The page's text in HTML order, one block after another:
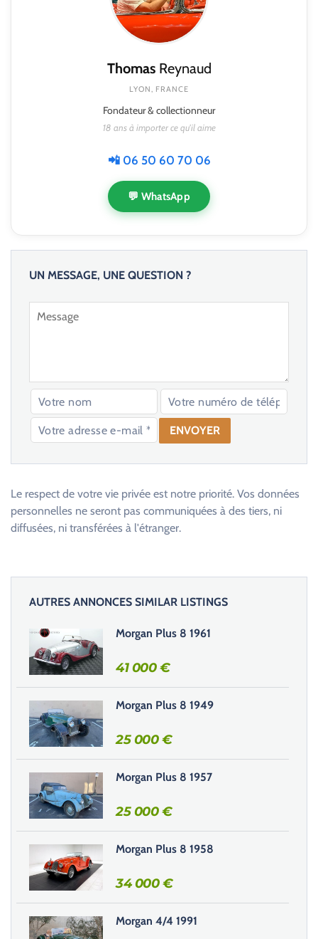
ThomasReynaud
LYON, FRANCE
Fondateur & collectionneur
18 ans à importer ce qu'il aime
📲 06 50 60 70 06
💬 WhatsApp
UN MESSAGE, UNE QUESTION ?
a
s
e
r
e
c
h
m
p
v
i
e
Le respect de votre vie privée est notre priorité. Vos données
personnelles ne seront pas communiquées à des tiers, ni
diffusées, ni transférées à l'étranger.
AUTRES ANNONCES SIMILAR LISTINGS
Morgan Plus 8 1961
41 000€
Morgan Plus 8 1949
25 000€
Morgan Plus 8 1957
25 000€
Morgan Plus 8 1958
34 000€
Morgan 4/4 1991